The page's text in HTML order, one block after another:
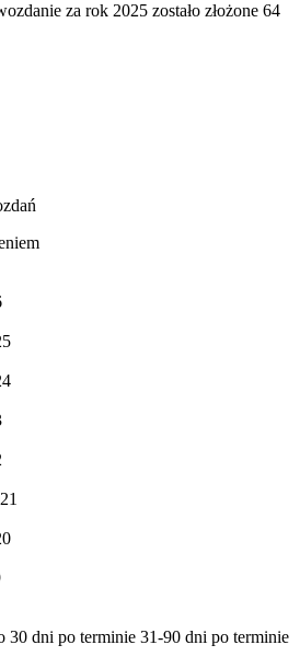
za rok 2025 zostało złożone 64
30 dni po terminie 31-90 dni po terminie